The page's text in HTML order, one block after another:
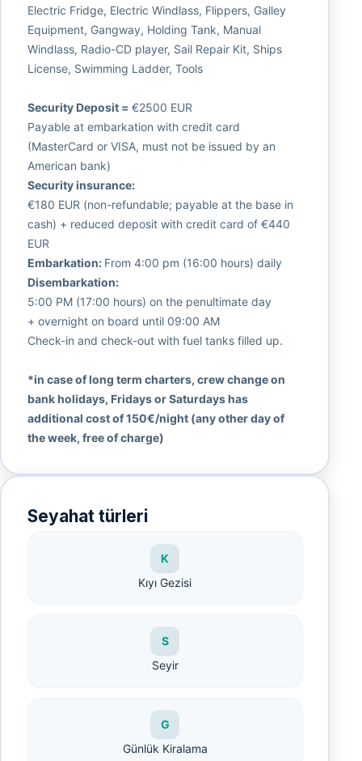
Electric Fridge, Electric Windlass, Flippers, Galley
Equipment, Gangway, Holding Tank, Manual
Windlass, Radio-CD player, Sail Repair Kit, Ships
License, Swimming Ladder, Tools
Security Deposit = €2500 EUR
Payable at embarkation with credit card
(MasterCard or VISA, must not be issued by an
American bank)
Security insurance:
€180 EUR (non-refundable; payable at the base in
cash) + reduced deposit with credit card of €440
EUR
Embarkation: From 4:00 pm (16:00 hours) daily
Disembarkation:
5:00 PM (17:00 hours) on the penultimate day
+ overnight on board until 09:00 AM
Check-in and check-out with fuel tanks filled up.
*in case of long term charters, crew change on
bank holidays, Fridays or Saturdays has
additional cost of 150€/night (any other day of
the week, free of charge)
Seyahat türleri
K
Kıyı Gezisi
S
Seyir
G
Günlük Kiralama